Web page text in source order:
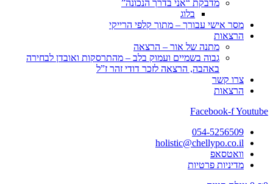
מדבקת “אני בדרך הנכונה”
בלוג
מסר אישי עבורך – מתוך קלפי הרייקי
הרצאות
מתנה של אור – הרצאה
גבוה בשמיים ועמוק בלב – מהתרסקות ואובדן לבחירה
באהבה, הרצאה לזכר דודי זהר ז”ל
צרו קשר
הרצאות
Facebook-fYoutube
054-5256509
holistic@chellypo.co.il
וואטסאפ
מדיניות פרטיות